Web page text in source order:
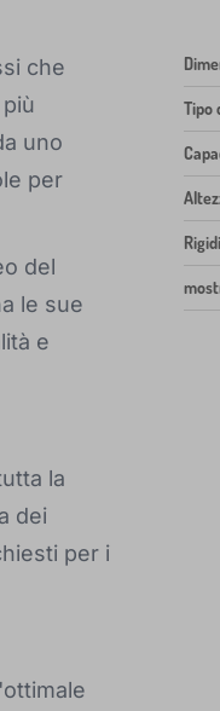
che
uno
per
del
le sue
e
la
dei
per i
Tipo